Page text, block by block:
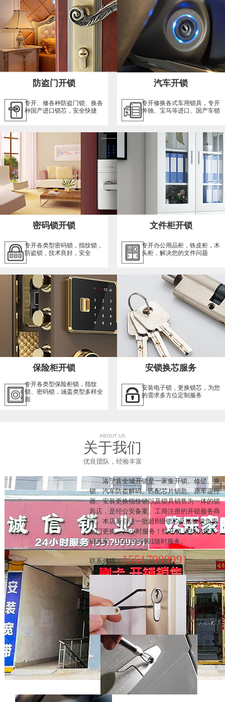
防盗门开锁
专开、修各种防盗门锁、换各
种国产进口锁芯，安全快捷
汽车开锁
专开修换各式车用锁具，专开
奔驰、宝马等进口、国产车锁
密码锁开锁
专开各类型密码锁，指纹锁，
防盗锁，技术良好，安全
文件柜开锁
专开办公用品柜，铁皮柜，木
头柜，解决您的文件问题
保险柜开锁
专开各类型保险柜锁，指纹
锁、密码锁，涵盖类型多样全
面
安锁换芯服务
安装电子锁，更换锁芯，为您
的需求多方位定制服务
ABOUT US
关于我们
优良团队，经验丰富
洛宁县全城开锁是一家集开锁、修锁、换
锁、汽车防盗解码、匹配芯片钥匙、原车遥控
器、安装更换指纹锁以及锁具销售为一体的锁
匙店，是经公安备案、工商注册的开锁服务商
家。本店新引进一批超B级锁芯及指纹锁负责
上门更换，24小时服务！找开锁 请找正规开
锁商家：15517909991随时服务。
联系热线：15517909991